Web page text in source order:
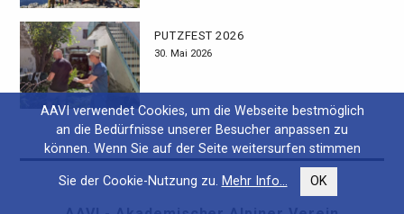
PUTZFEST 2026
30. Mai 2026
AAVI verwendet Cookies, um die Webseite bestmöglich
an die Bedürfnisse unserer Besucher anpassen zu
können. Wenn Sie auf der Seite weitersurfen stimmen
Sie der Cookie-Nutzung zu. Mehr Info... OK